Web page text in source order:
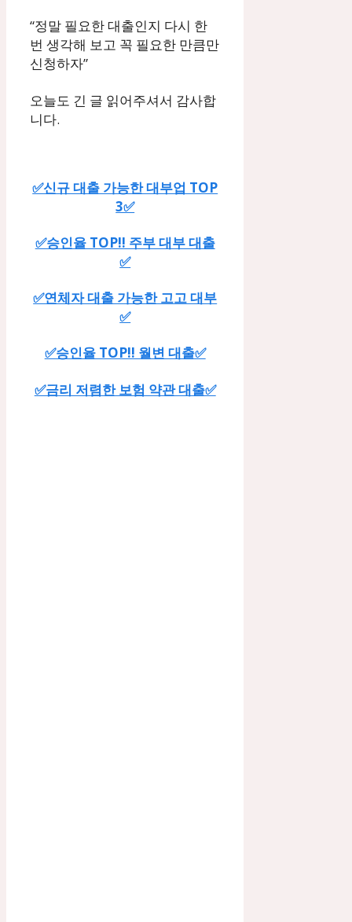
“정말 필요한 대출인지 다시 한
번 생각해 보고 꼭 필요한 만큼만
신청하자”
오늘도 긴 글 읽어주셔서 감사합
니다.
✅신규 대출 가능한 대부업 TOP
3✅
✅승인율 TOP!! 주부 대부 대출
✅
✅연체자 대출 가능한 고고 대부
✅
✅승인율 TOP!! 월변 대출✅
✅금리 저렴한 보험 약관 대출✅